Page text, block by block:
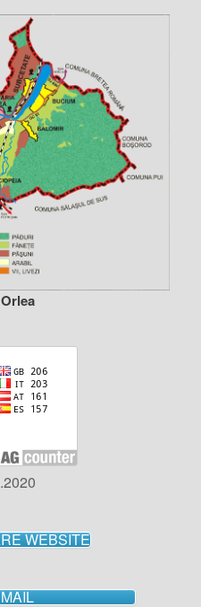
WEBSITE